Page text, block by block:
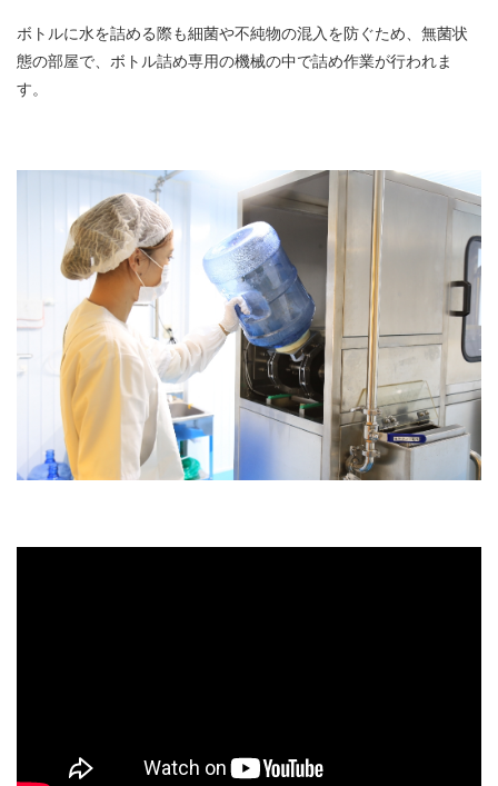
ボトルに水を詰める際も細菌や不純物の混入を防ぐため、無菌状
態の部屋で、ボトル詰め専用の機械の中で詰め作業が行われま
す。